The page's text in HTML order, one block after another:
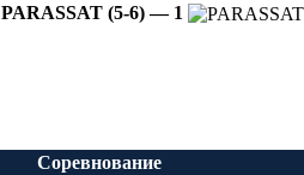
PARASSAT (5-6) — 1
Соревнование